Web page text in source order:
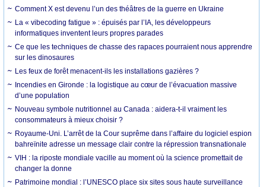
Comment X est devenu l’un des théâtres de la guerre en Ukraine
La « vibecoding fatigue » : épuisés par l’IA, les développeurs
informatiques inventent leurs propres parades
Ce que les techniques de chasse des rapaces pourraient nous apprendre
sur les dinosaures
Les feux de forêt menacent-ils les installations gazières ?
Incendies en Gironde : la logistique au cœur de l’évacuation massive
d’une population
Nouveau symbole nutritionnel au Canada : aidera-t-il vraiment les
consommateurs à mieux choisir ?
Royaume-Uni. L’arrêt de la Cour suprême dans l’affaire du logiciel espion
bahreïnite adresse un message clair contre la répression transnationale
VIH : la riposte mondiale vacille au moment où la science promettait de
changer la donne
Patrimoine mondial : l’UNESCO place six sites sous haute surveillance